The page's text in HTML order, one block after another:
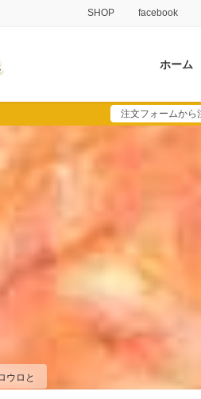
SHOP facebook
ホーム
注文フォームから
ウロと